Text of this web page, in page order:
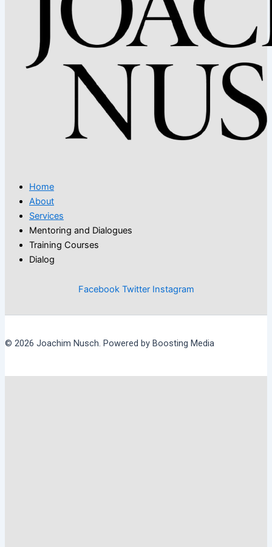
Home
About
Services
Mentoring and Dialogues
Training Courses
Dialog
Facebook Twitter Instagram
© 2026 Joachim Nusch. Powered by Boosting Media